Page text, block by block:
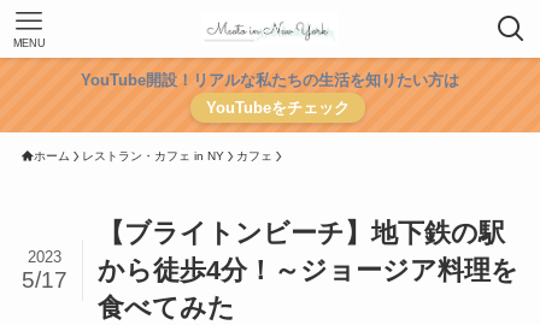
MENU
YouTube開設！リアルな私たちの生活を知りたい方は
YouTubeをチェック
ホーム レストラン・カフェ in NY カフェ
【ブライトンビーチ】地下鉄の駅
から徒歩4分！～ジョージア料理を
食べてみた
2023
5/17